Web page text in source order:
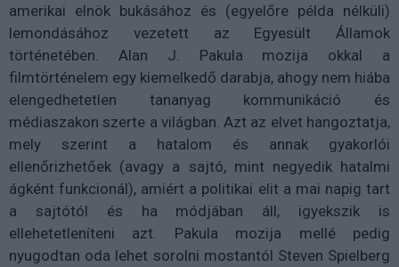
amerikai elnök bukásához és (egyelőre példa nélküli)
lemondásához vezetett az Egyesült Államok
történetében. Alan J. Pakula mozija okkal a
filmtörténelem egy kiemelkedő darabja, ahogy nem hiába
elengedhetetlen tananyag kommunikáció és
médiaszakon szerte a világban. Azt az elvet hangoztatja,
mely szerint a hatalom és annak gyakorlói
ellenőrizhetőek (avagy a sajtó, mint negyedik hatalmi
ágként funkcionál), amiért a politikai elit a mai napig tart
a sajtótól és ha módjában áll, igyekszik is
ellehetetleníteni azt. Pakula mozija mellé pedig
nyugodtan oda lehet sorolni mostantól Steven Spielberg